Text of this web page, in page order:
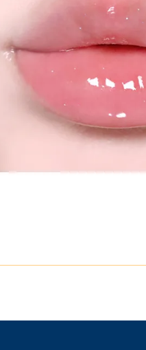
rũ và thanh lịch.